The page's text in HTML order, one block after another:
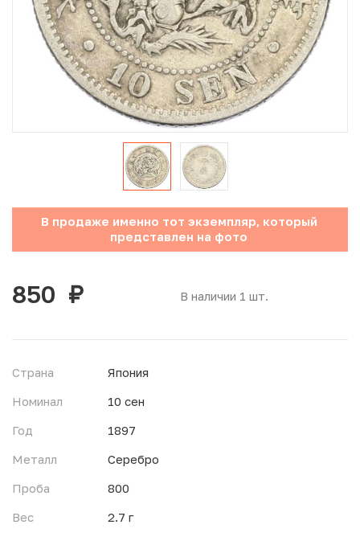
Юбилейные монеты Банка России (с 1999 года)
Памятные и инвестиционные монеты СССР и России
Иностранные монеты
Неофициальные выпуски монет (Unusual)
Античные и средневековые монеты
Наборы монет
Инвестиционные монеты
В продаже именно тот экземпляр, который
представлен на фото
В наличии 1 шт.
850 руб.
Страна
Япония
Номинал
10 сен
Год
1897
Металл
Серебро
Проба
800
Вес
2.7 г